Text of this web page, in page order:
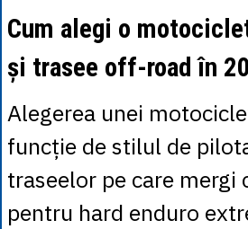
Cum alegi o
și trasee off-road în
Alegerea unei
funcție de stilul de
traseelor pe care mergi
pentru hard enduro